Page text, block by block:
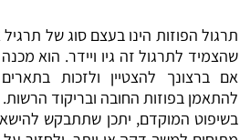
‏תרגול הפוזות הינו בעצם סוג של תרגיל
שהצמיד לתרגול זה גיו ויידר. הוא
אם ברצונך להצטיין ולזכות
להתאמן בפוזות החובה ובריקוד הרשות.
בשיפוט המוקדם, יתכן שתתבקש